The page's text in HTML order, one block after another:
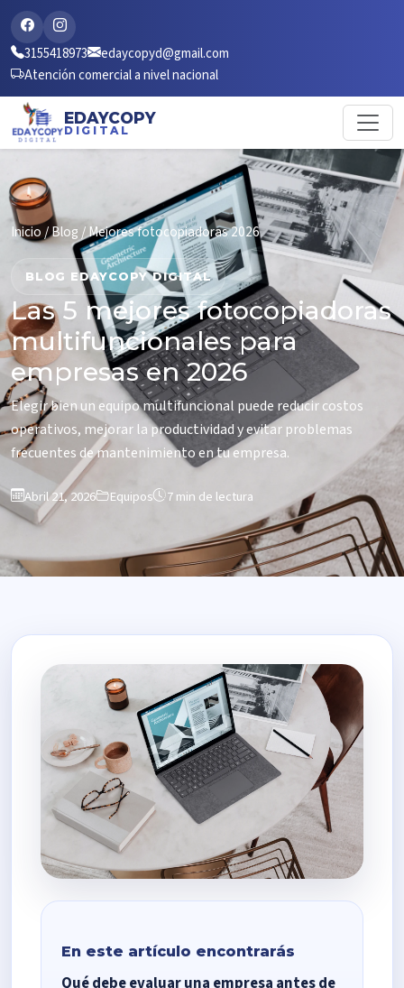
3155418973
edaycopyd@gmail.com
Atención comercial a nivel nacional
EDAYCOPY
DIGITAL
Inicio/Blog / Mejores fotocopiadoras 2026
BLOG EDAYCOPY DIGITAL
Las 5 mejores fotocopiadoras
multifuncionales para
empresas en 2026
Elegir bien un equipo multifuncional puede reducir costos
operativos, mejorar la productividad y evitar problemas
frecuentes de mantenimiento en tu empresa.
Abril 21, 2026 Equipos 7 min de lectura
En este artículo encontrarás